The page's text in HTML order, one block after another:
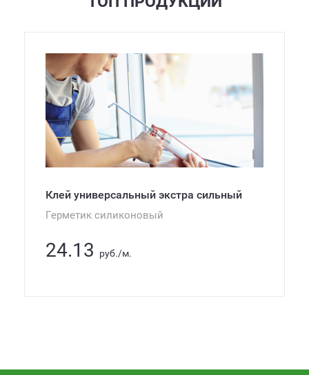
Клей универсальный экстра сильный
Герметик силиконовый
24.13 руб./м.